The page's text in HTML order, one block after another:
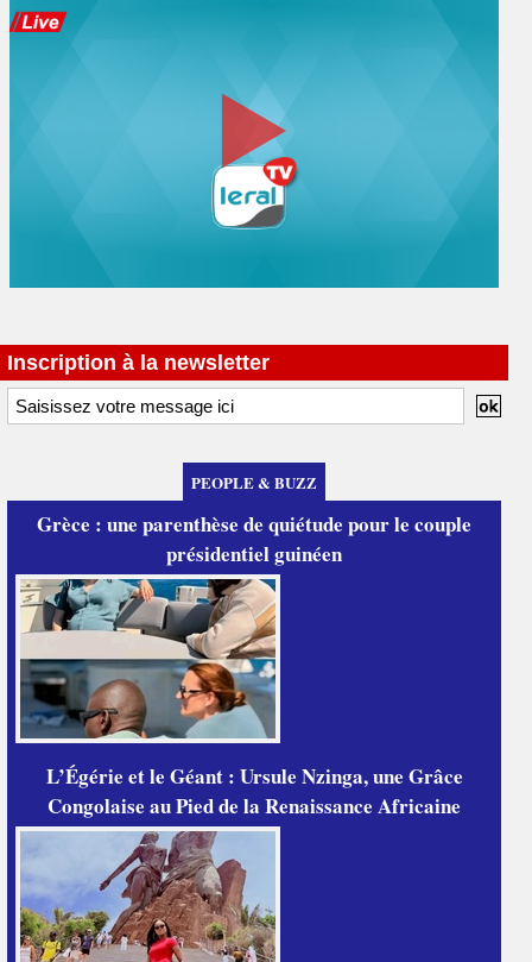
Inscription à la newsletter
PEOPLE & BUZZ
Grèce : une parenthèse de quiétude pour le couple
présidentiel guinéen
L’Égérie et le Géant : Ursule Nzinga, une Grâce
Congolaise au Pied de la Renaissance Africaine